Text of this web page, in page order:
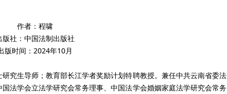
作者：程啸
版社：中国法制出版社
版时间：2024年10月
究生导师；教育部长江学者奖励计划特聘教授。兼任中共云南省委法
法学会立法学研究会常务理事、中国法学会婚姻家庭法学研究会常务